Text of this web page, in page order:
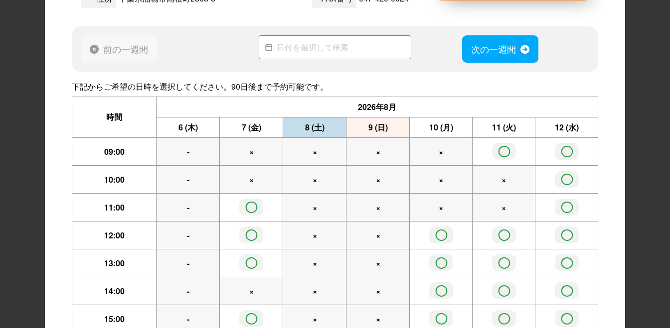
前の一週間 次の一週間
下記からご希望の日時を選択してください。90日後まで予約可能です。
時間
2026年8月
6(木) 7(金) 8(土) 9(日) 10(月) 11 (火) 12(水)
09:00 - × × × × ◯ ◯
10:00 - × × × × × ◯
11:00 - ◯ × × × × ◯
12:00 - ◯ × × ◯ ◯ ◯
13:00 - ◯ × × ◯ ◯ ◯
14:00 - × × × ◯ ◯ ◯
15:00 - ◯ × × ◯ ◯ ◯